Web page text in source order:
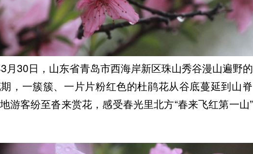
月30日，山东省青岛市西海岸新区珠山秀谷漫山遍野
，一簇簇、一片片粉红色的杜鹃花从谷底蔓延到山
游客纷至沓来赏花，感受春光里北方“春来飞红第一山